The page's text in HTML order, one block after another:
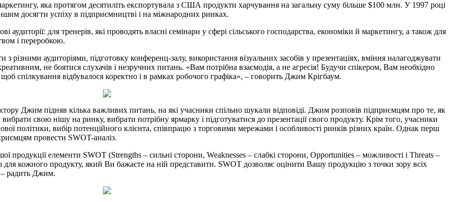
яка протягом десятиліть експортувала з США продукти харчування на загальну суму більше $100 млн. У 1997 році
досягти успіху в підприємництві і на міжнародних ринках.
для тренерів, які проводять власні семінари у сфері сільського господарства, економіки й маркетингу, а також для
і переробкою.
різними аудиторіями, підготовку конференц-залу, використання візуальних засобів у презентаціях, вміння налагоджувати
не боятися слухачів і незручних питань. «Вам потрібна взаємодія, а не агресія! Будучи спікером, Вам необхідно
спілкування відбувалося коректно і в рамках робочого графіка», – говорить Джим Крігбаум.
Джим підняв кілька важливих питань, на які учасники спільно шукали відповіді. Джим розповів підприємцям про те, як
свою нішу на ринку, вибрати потрібну ярмарку і підготуватися до презентації свого продукту. Крім того, учасники
політики, вибір потенційного клієнта, співпрацю з торговими мережами і особливості ринків різних країн. Однак перш
провести SWOT-аналіз.
продукції елементи SWOT (Strengths – сильні сторони, Weaknesses – слабкі сторони, Opportunities – можливості і Threats –
кожного продукту, який Ви бажаєте на ній представити. SWOT дозволяє оцінити Вашу продукцію з точки зору всіх
– радить Джим.